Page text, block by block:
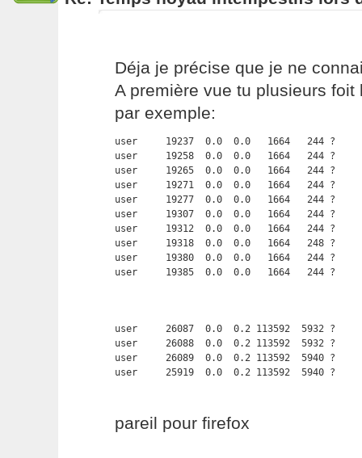
Déja je précise que je ne
A première vue tu plusieurs
par exemple:
user     19237  0.0  0.0   1664   244 ?
user     19258  0.0  0.0   1664   244 ?
user     19265  0.0  0.0   1664   244 ?
user     19271  0.0  0.0   1664   244 ?
user     19277  0.0  0.0   1664   244 ?
user     19307  0.0  0.0   1664   244 ?
user     19312  0.0  0.0   1664   244 ?
user     19318  0.0  0.0   1664   248 ?
user     19380  0.0  0.0   1664   244 ?
user     19385  0.0  0.0   1664   244 ?
user     26087  0.0  0.2 113592  5932 ?
user     26088  0.0  0.2 113592  5932 ?
user     26089  0.0  0.2 113592  5940 ?
user     25919  0.0  0.2 113592  5940 ?
pareil pour firefox